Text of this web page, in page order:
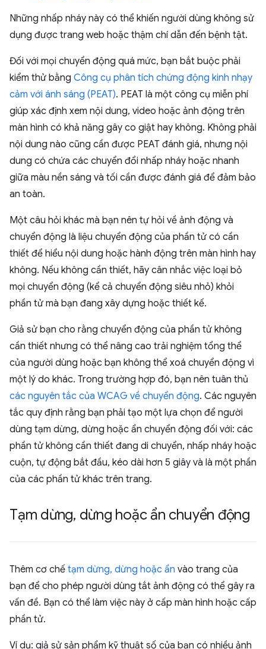
Những nhấp nháy này có thể khiến người dùng không sử
dụng được trang web hoặc thậm chí dẫn đến bệnh tật.
Đối với mọi chuyển động quá mức, bạn bắt buộc phải
kiểm thử bằng Công cụ phân tích chứng động kinh nhạy
cảm với ánh sáng (PEAT). PEAT là một công cụ miễn phí
giúp xác định xem nội dung, video hoặc ảnh động trên
màn hình có khả năng gây co giật hay không. Không phải
nội dung nào cũng cần được PEAT đánh giá, nhưng nội
dung có chứa các chuyển đổi nhấp nháy hoặc nhanh
giữa màu nền sáng và tối cần được đánh giá để đảm bảo
an toàn.
Một câu hỏi khác mà bạn nên tự hỏi về ảnh động và
chuyển động là liệu chuyển động của phần tử có cần
thiết để hiểu nội dung hoặc hành động trên màn hình hay
không. Nếu không cần thiết, hãy cân nhắc việc loại bỏ
mọi chuyển động (kể cả chuyển động siêu nhỏ) khỏi
phần tử mà bạn đang xây dựng hoặc thiết kế.
Giả sử bạn cho rằng chuyển động của phần tử không
cần thiết nhưng có thể nâng cao trải nghiệm tổng thể
của người dùng hoặc bạn không thể xoá chuyển động vì
một lý do khác. Trong trường hợp đó, bạn nên tuân thủ
các nguyên tắc của WCAG về chuyển động. Các nguyên
tắc quy định rằng bạn phải tạo một lựa chọn để người
dùng tạm dừng, dừng hoặc ẩn chuyển động đối với: các
phần tử không cần thiết đang di chuyển, nhấp nháy hoặc
cuộn, tự động bắt đầu, kéo dài hơn 5 giây và là một phần
của các phần tử khác trên trang.
Tạm dừng, dừng hoặc ẩn chuyển động
Thêm cơ chế tạm dừng, dừng hoặc ẩn vào trang của
bạn để cho phép người dùng tắt ảnh động có thể gây ra
vấn đề. Bạn có thể làm việc này ở cấp màn hình hoặc cấp
phần tử.
Ví dụ: giả sử sản phẩm kỹ thuật số của bạn có nhiều ảnh